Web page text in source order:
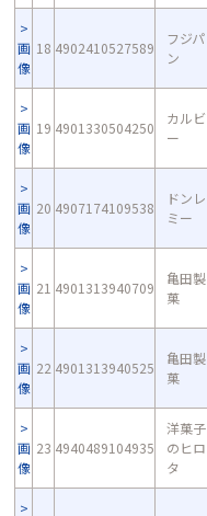
画
像
18 4902410527589
フジパ
ン
画
像
19 4901330504250
カルビ
ー
画
像
20 4907174109538
ドンレ
ミー
画
像
21 4901313940709
亀田製
菓
画
像
22 4901313940525
亀田製
菓
画
像
23 4940489104935
洋菓子
のヒロ
タ